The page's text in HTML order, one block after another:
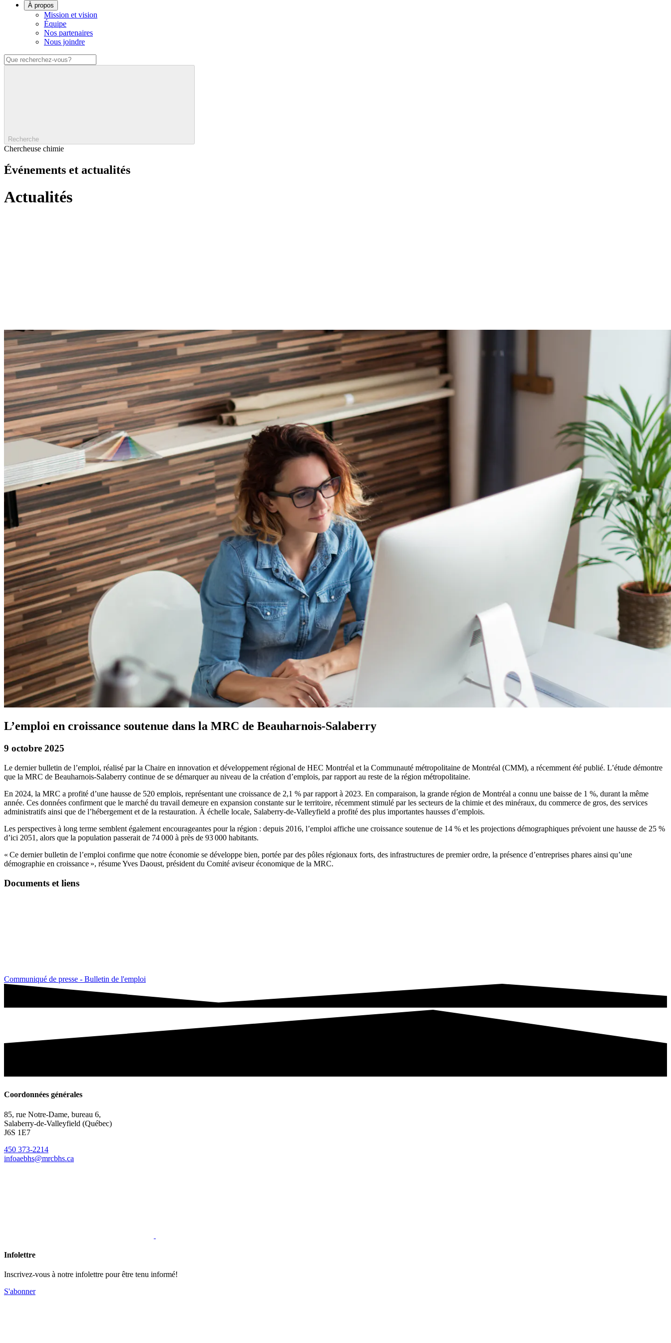
À propos
Mission et vision
Équipe
Nos partenaires
Nous joindre
Recherche
Chercheuse chimie
Événements et actualités
Actualités
L’emploi en croissance soutenue dans la MRC de Beauharnois-Salaberry
9 octobre 2025
Le dernier bulletin de l’emploi, réalisé par la Chaire en innovation et développement régional de HEC Montréal et la Communauté métropolitaine de Montréal (CMM), a récemment été publié. L’étude démontre
que la MRC de Beauharnois-Salaberry continue de se démarquer au niveau de la création d’emplois, par rapport au reste de la région métropolitaine.
En 2024, la MRC a profité d’une hausse de 520 emplois, représentant une croissance de 2,1 % par rapport à 2023. En comparaison, la grande région de Montréal a connu une baisse de 1 %, durant la même
année. Ces données confirment que le marché du travail demeure en expansion constante sur le territoire, récemment stimulé par les secteurs de la chimie et des minéraux, du commerce de gros, des services
administratifs ainsi que de l’hébergement et de la restauration. À échelle locale, Salaberry-de-Valleyfield a profité des plus importantes hausses d’emplois.
Les perspectives à long terme semblent également encourageantes pour la région : depuis 2016, l’emploi affiche une croissance soutenue de 14 % et les projections démographiques prévoient une hausse de 25 %
d’ici 2051, alors que la population passerait de 74 000 à près de 93 000 habitants.
« Ce dernier bulletin de l’emploi confirme que notre économie se développe bien, portée par des pôles régionaux forts, des infrastructures de premier ordre, la présence d’entreprises phares ainsi qu’une
démographie en croissance », résume Yves Daoust, président du Comité aviseur économique de la MRC.
Documents et liens
Communiqué de presse - Bulletin de l'emploi
Coordonnées générales
85, rue Notre-Dame, bureau 6,
Salaberry-de-Valleyfield (Québec)
J6S 1E7
450 373-2214
infoaebhs@mrcbhs.ca
Infolettre
Inscrivez-vous à notre infolettre pour être tenu informé!
S'abonner